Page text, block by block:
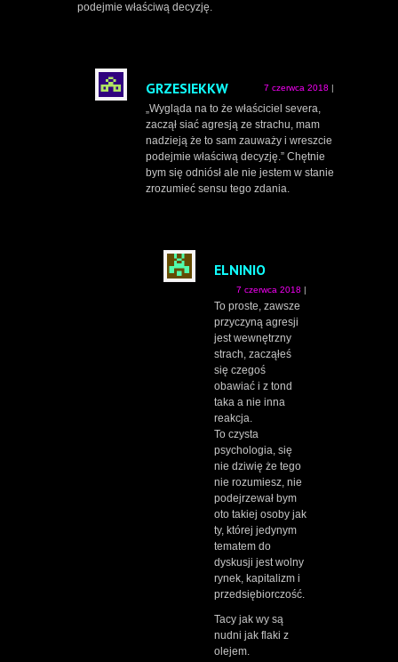
podejmie właściwą decyzję.
GRZESIEKKW 7 czerwca 2018
„Wygląda na to że właściciel severa,
zaczął siać agresją ze strachu, mam
nadzieją że to sam zauważy i wreszcie
podejmie właściwą decyzję.” Chętnie
bym się odniósł ale nie jestem w stanie
zrozumieć sensu tego zdania.
ELNINIO
7 czerwca 2018
To proste, zawsze
przyczyną agresji
jest wewnętrzny
strach, zacząłeś
się czegoś
obawiać i z tond
taka a nie inna
reakcja.
To czysta
psychologia, się
nie dziwię że tego
nie rozumiesz, nie
podejrzewał bym
oto takiej osoby jak
ty, której jedynym
tematem do
dyskusji jest wolny
rynek, kapitalizm i
przedsiębiorczość.
Tacy jak wy są
nudni jak flaki z
olejem.